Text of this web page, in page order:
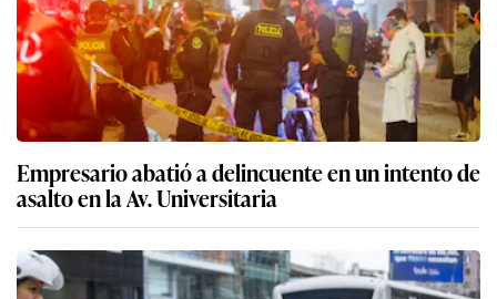
Empresario abatió a delincuente en un intento de
asalto en la Av. Universitaria